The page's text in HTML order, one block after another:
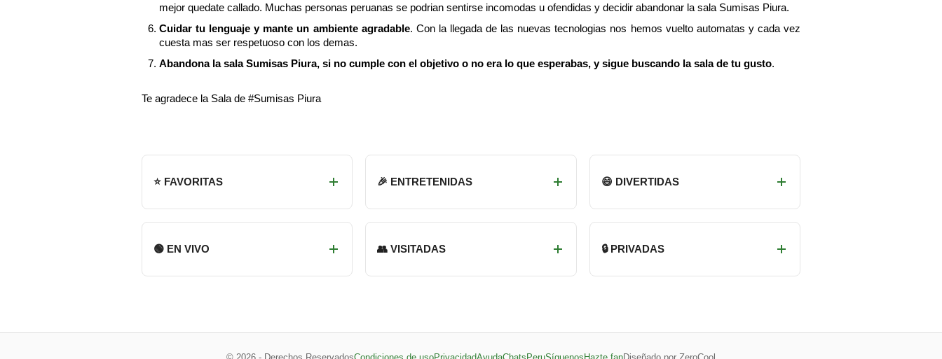
mejor quedate callado. Muchas personas peruanas se podrian sentirse incomodas u ofendidas y decidir abandonar la sala Sumisas Piura.
Cuidar tu lenguaje y mante un ambiente agradable. Con la llegada de las nuevas tecnologias nos hemos vuelto automatas y cada vez
cuesta mas ser respetuoso con los demas.
Abandona la sala Sumisas Piura, si no cumple con el objetivo o no era lo que esperabas, y sigue buscando la sala de tu gusto.
Te agradece la Sala de #Sumisas Piura
⭐ FAVORITAS 🎉 ENTRETENIDAS 😄 DIVERTIDAS
🟢 EN VIVO 👥 VISITADAS 🔒 PRIVADAS